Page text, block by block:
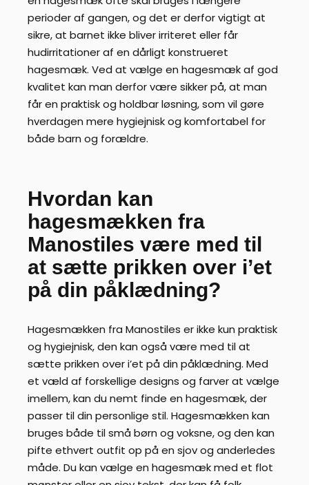
perioder af gangen, og det er derfor vigtigt at
sikre, at barnet ikke bliver irriteret eller får
hudirritationer af en dårligt konstrueret
hagesmæk. Ved at vælge en hagesmæk af god
kvalitet kan man derfor være sikker på, at man
får en praktisk og holdbar løsning, som vil gøre
hverdagen mere hygiejnisk og komfortabel for
både barn og forældre.
Hvordan kan
hagesmækken fra
Manostiles være med til
at sætte prikken over i’et
på din påklædning?
Hagesmækken fra Manostiles er ikke kun praktisk
og hygiejnisk, den kan også være med til at
sætte prikken over i’et på din påklædning. Med
et væld af forskellige designs og farver at vælge
imellem, kan du nemt finde en hagesmæk, der
passer til din personlige stil. Hagesmækken kan
bruges både til små børn og voksne, og den kan
pifte ethvert outfit op på en sjov og anderledes
måde. Du kan vælge en hagesmæk med et flot